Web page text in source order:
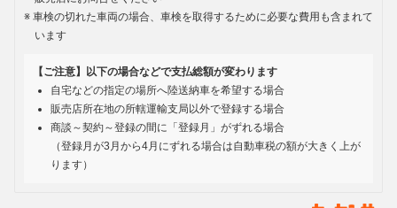
車検の切れた車両の場合、車検を取得するために必要な費用も含まれて
います
【ご注意】以下の場合などで支払総額が変わります
自宅などの指定の場所へ陸送納車を希望する場合
販売店所在地の所轄運輸支局以外で登録する場合
商談～契約～登録の間に「登録月」がずれる場合
（登録月が3月から4月にずれる場合は自動車税の額が大きく上が
ります）